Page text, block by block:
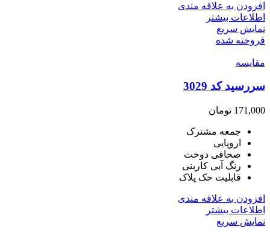
افزودن به علاقه مندی
اطلاعات بیشتر
نمایش سریع
فروخته شده
مقايسه
سررسید کد 3029
171,000 تومان
جمعه مشترک
اروپایی
صحافی دوخت
رنگ آبی کاربنی
قابلیت حک پلاک
افزودن به علاقه مندی
اطلاعات بیشتر
نمایش سریع